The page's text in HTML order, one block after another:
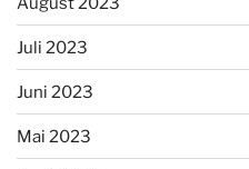
Juli 2023
Juni 2023
Mai 2023